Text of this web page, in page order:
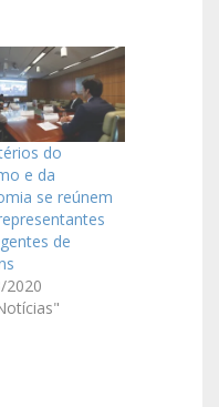
do
e da
se reúnem
de
2020